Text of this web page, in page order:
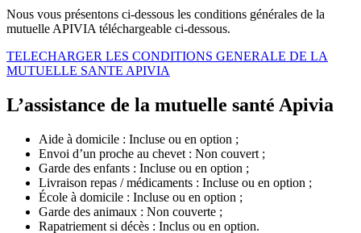
Nous vous présentons ci-dessous les conditions générales de la
mutuelle APIVIA téléchargeable ci-dessous.
TELECHARGER LES CONDITIONS GENERALE DE LA
MUTUELLE SANTE APIVIA
L’assistance de la mutuelle santé Apivia
Aide à domicile : Incluse ou en option ;
Envoi d’un proche au chevet : Non couvert ;
Garde des enfants : Incluse ou en option ;
Livraison repas / médicaments : Incluse ou en option ;
École à domicile : Incluse ou en option ;
Garde des animaux : Non couverte ;
Rapatriement si décès : Inclus ou en option.